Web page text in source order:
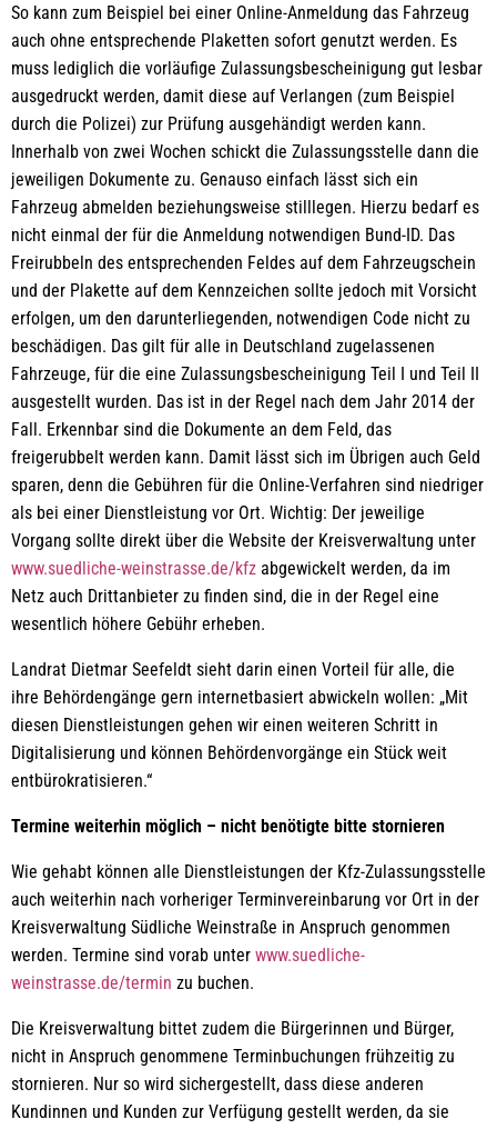
So kann zum Beispiel bei einer Online-Anmeldung das Fahrzeug
auch ohne entsprechende Plaketten sofort genutzt werden. Es
muss lediglich die vorläufige Zulassungsbescheinigung gut lesbar
ausgedruckt werden, damit diese auf Verlangen (zum Beispiel
durch die Polizei) zur Prüfung ausgehändigt werden kann.
Innerhalb von zwei Wochen schickt die Zulassungsstelle dann die
jeweiligen Dokumente zu. Genauso einfach lässt sich ein
Fahrzeug abmelden beziehungsweise stilllegen. Hierzu bedarf es
nicht einmal der für die Anmeldung notwendigen Bund-ID. Das
Freirubbeln des entsprechenden Feldes auf dem Fahrzeugschein
und der Plakette auf dem Kennzeichen sollte jedoch mit Vorsicht
erfolgen, um den darunterliegenden, notwendigen Code nicht zu
beschädigen. Das gilt für alle in Deutschland zugelassenen
Fahrzeuge, für die eine Zulassungsbescheinigung Teil I und Teil II
ausgestellt wurden. Das ist in der Regel nach dem Jahr 2014 der
Fall. Erkennbar sind die Dokumente an dem Feld, das
freigerubbelt werden kann. Damit lässt sich im Übrigen auch Geld
sparen, denn die Gebühren für die Online-Verfahren sind niedriger
als bei einer Dienstleistung vor Ort. Wichtig: Der jeweilige
Vorgang sollte direkt über die Website der Kreisverwaltung unter
www.suedliche-weinstrasse.de/kfz abgewickelt werden, da im
Netz auch Drittanbieter zu finden sind, die in der Regel eine
wesentlich höhere Gebühr erheben.
Landrat Dietmar Seefeldt sieht darin einen Vorteil für alle, die
ihre Behördengänge gern internetbasiert abwickeln wollen: „Mit
diesen Dienstleistungen gehen wir einen weiteren Schritt in
Digitalisierung und können Behördenvorgänge ein Stück weit
entbürokratisieren.“
Termine weiterhin möglich – nicht benötigte bitte stornieren
Wie gehabt können alle Dienstleistungen der Kfz-Zulassungsstelle
auch weiterhin nach vorheriger Terminvereinbarung vor Ort in der
Kreisverwaltung Südliche Weinstraße in Anspruch genommen
werden. Termine sind vorab unter www.suedliche-
weinstrasse.de/termin zu buchen.
Die Kreisverwaltung bittet zudem die Bürgerinnen und Bürger,
nicht in Anspruch genommene Terminbuchungen frühzeitig zu
stornieren. Nur so wird sichergestellt, dass diese anderen
Kundinnen und Kunden zur Verfügung gestellt werden, da sie